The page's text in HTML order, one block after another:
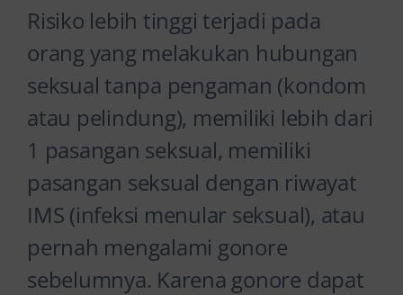
Risiko lebih tinggi terjadi pada
orang yang melakukan hubungan
seksual tanpa pengaman (kondom
atau pelindung), memiliki lebih dari
1 pasangan seksual, memiliki
pasangan seksual dengan riwayat
IMS (infeksi menular seksual), atau
pernah mengalami gonore
sebelumnya. Karena gonore dapat